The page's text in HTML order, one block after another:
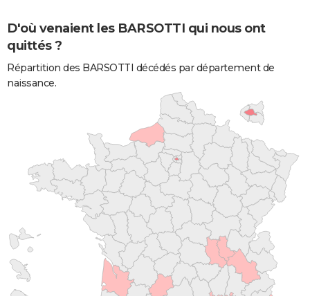
D'où venaient les BARSOTTI qui nous ont
quittés ?
Répartition des BARSOTTI décédés par département de
naissance.